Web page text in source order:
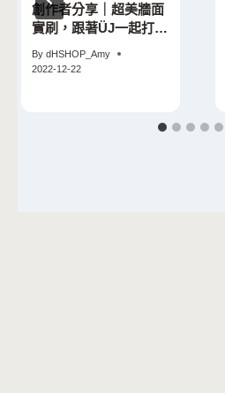
創作者分享｜超美牆面
實刷，跟著ÜJ一起打造
By dHSHOP_Amy
2022-12-22